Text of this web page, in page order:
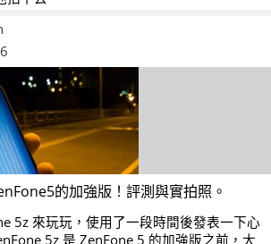
的加強版！評測與實拍照。
5z 來玩玩，使用了一段時間後發表一下心
5z 是 ZenFone 5 的加強版之前，大